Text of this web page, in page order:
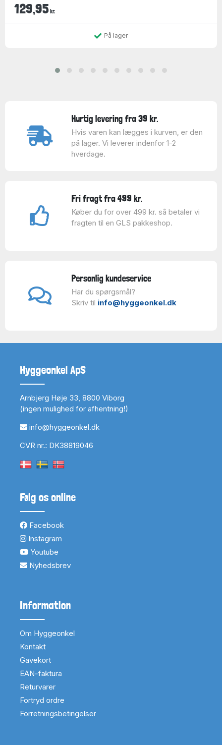
129,95 kr.
På lager
Hurtig levering fra 39 kr.
Hvis varen kan lægges i kurven, er den
på lager. Vi leverer indenfor 1-2
hverdage.
Fri fragt fra 499 kr.
Køber du for over 499 kr. så betaler vi
fragten til en GLS pakkeshop.
Personlig kundeservice
Har du spørgsmål?
Skriv til info@hyggeonkel.dk
Hyggeonkel ApS
Arnbjerg Høje 33, 8800 Viborg
(ingen mulighed for afhentning!)
info@hyggeonkel.dk
CVR nr.: DK38819046
Følg os online
Facebook
Instagram
Youtube
Nyhedsbrev
Information
Om Hyggeonkel
Kontakt
Gavekort
EAN-faktura
Returvarer
Fortryd ordre
Forretningsbetingelser